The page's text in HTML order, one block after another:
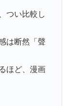
つい比較し
は断然「聲
ほど、漫画